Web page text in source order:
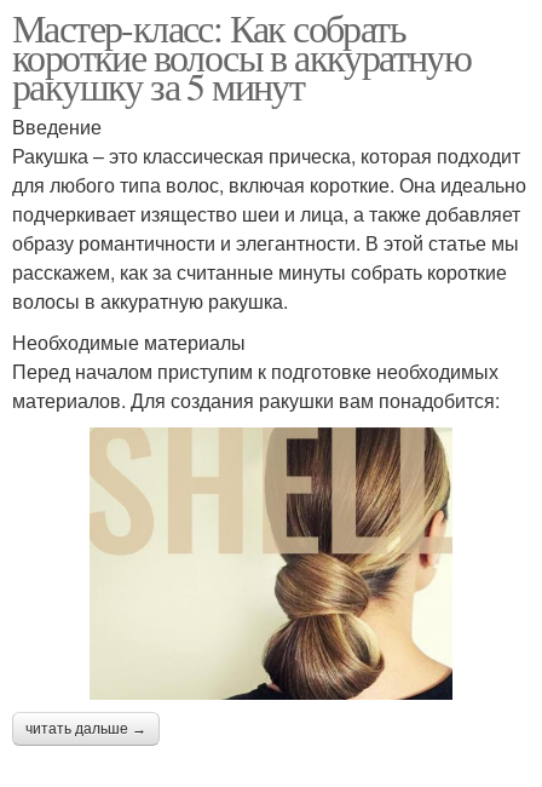
Мастер-класс: Как собрать
короткие волосы в аккуратную
ракушку за 5 минут
Введение
Ракушка – это классическая прическа, которая подходит
для любого типа волос, включая короткие. Она идеально
подчеркивает изящество шеи и лица, а также добавляет
образу романтичности и элегантности. В этой статье мы
расскажем, как за считанные минуты собрать короткие
волосы в аккуратную ракушка.
Необходимые материалы
Перед началом приступим к подготовке необходимых
материалов. Для создания ракушки вам понадобится:
читать дальше →